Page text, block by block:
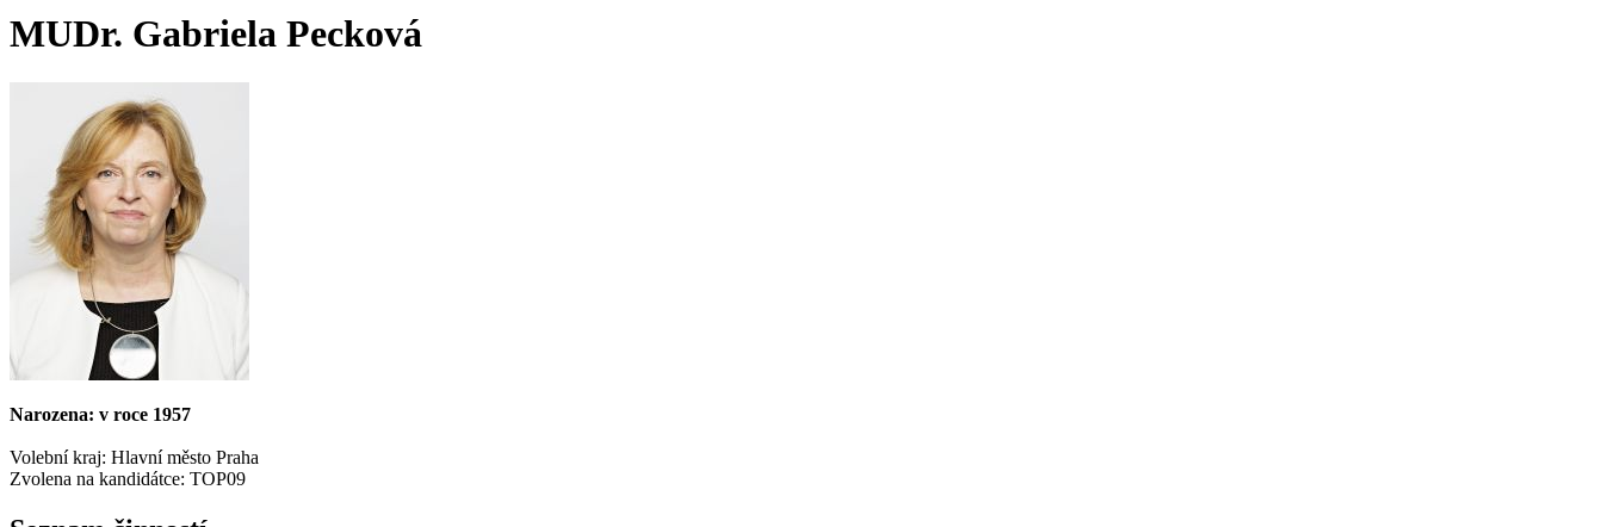
MUDr. Gabriela Pecková
Narozena: v roce 1957
Volební kraj: Hlavní město Praha
Zvolena na kandidátce: TOP09